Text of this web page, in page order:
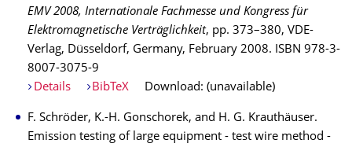
EMV 2008, Internationale Fachmesse und Kongress für
Elektromagnetische Verträglichkeit, pp. 373–380, VDE-
Verlag, Düsseldorf, Germany, February 2008. ISBN 978-3-
8007-3075-9
Details
BibTeX Download: (unavailable)
F. Schröder, K.-H. Gonschorek, and H. G. Krauthäuser.
Emission testing of large equipment - test wire method -